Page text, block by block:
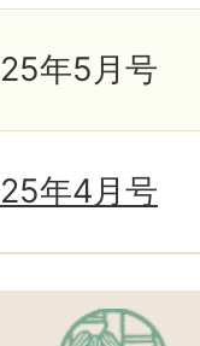
年5月号
年4月号